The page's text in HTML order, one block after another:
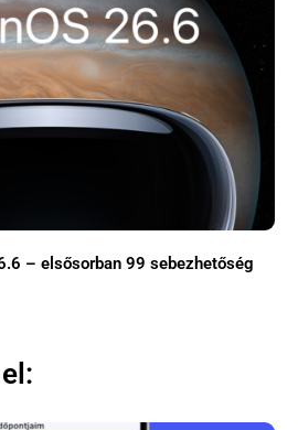
– elsősorban 99 sebezhetőség